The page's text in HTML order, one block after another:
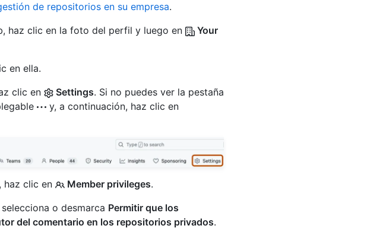
de repositorios en su empresa.
haz clic en la foto del perfil y luego en
Your
en ella.
clic en
Settings. Si no puedes ver la pestaña
y, a continuación, haz clic en
haz clic en Member privileges.
o desmarca Permitir que los
del comentario en los repositorios privados.